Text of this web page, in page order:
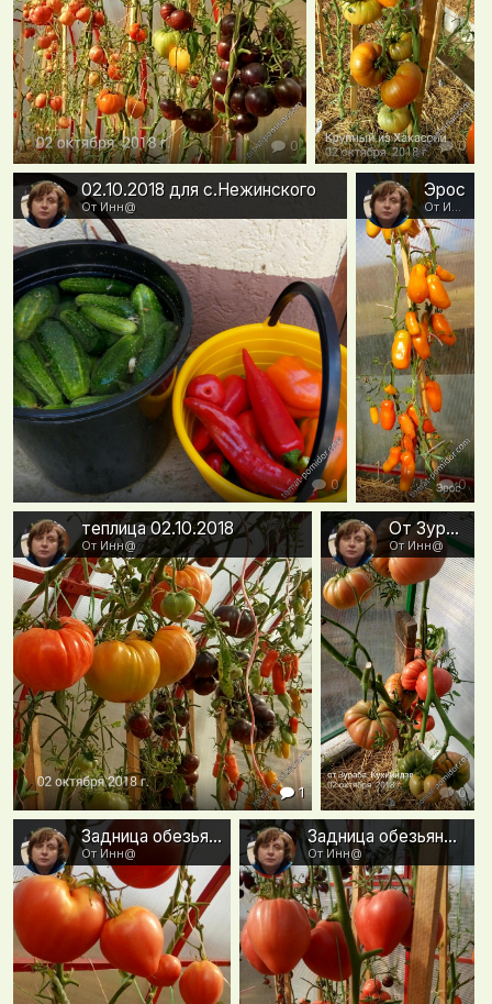
0 0
02.10.2018 для с.Нежинского
От Инн@
0
Эрос
0
теплица 02.10.2018
От Инн@
1
От Зураба Кухинидзе 02.10.2018
От Инн@
0
Задница обезьяны 02.10.2018
От Инн@
Задница обезьяны 02.10.2018
От Инн@